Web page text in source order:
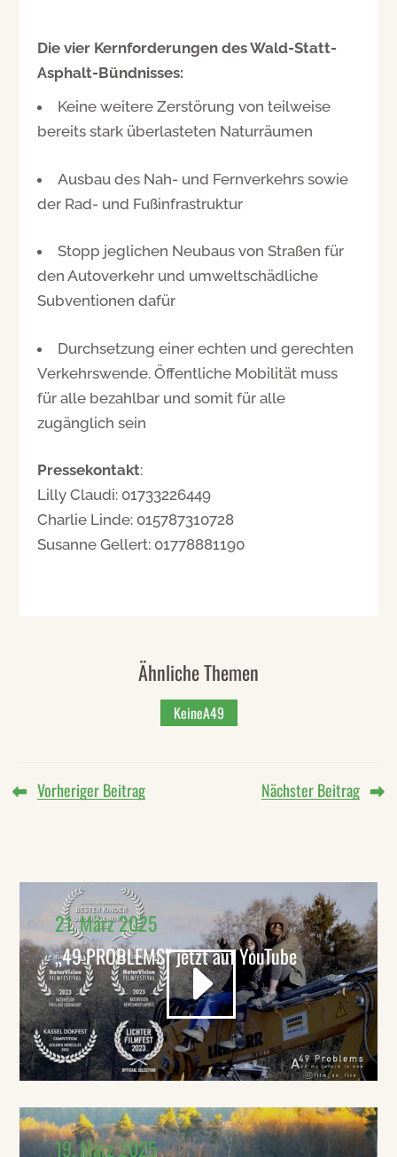
Die vier Kernforderungen des Wald-Statt-
Asphalt-Bündnisses:
Keine weitere Zerstörung von teilweise
bereits stark überlasteten Naturräumen
Ausbau des Nah- und Fernverkehrs sowie
der Rad- und Fußinfrastruktur
Stopp jeglichen Neubaus von Straßen für
den Autoverkehr und umweltschädliche
Subventionen dafür
Durchsetzung einer echten und gerechten
Verkehrswende. Öffentliche Mobilität muss
für alle bezahlbar und somit für alle
zugänglich sein
Pressekontakt:
Lilly Claudi: 01733226449
Charlie Linde: 015787310728
Susanne Gellert: 01778881190
Ähnliche Themen
KeineA49
Vorheriger Beitrag Nächster Beitrag
21. März 2025
„49 PROBLEMS“ jetzt auf YouTube
19. März 2025